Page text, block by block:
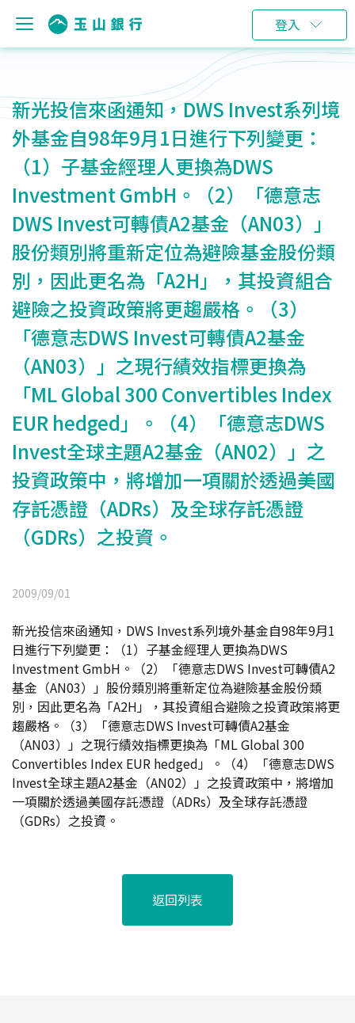
登入
新光投信來函通知，DWS Invest系列境
外基金自98年9月1日進行下列變更：
（1）子基金經理人更換為DWS
Investment GmbH。（2）「德意志
DWS Invest可轉債A2基金（AN03）」
股份類別將重新定位為避險基金股份類
別，因此更名為「A2H」，其投資組合
避險之投資政策將更趨嚴格。（3）
「德意志DWS Invest可轉債A2基金
（AN03）」之現行績效指標更換為
「ML Global 300 Convertibles Index
EUR hedged」。（4）「德意志DWS
Invest全球主題A2基金（AN02）」之
投資政策中，將增加一項關於透過美國
存託憑證（ADRs）及全球存託憑證
（GDRs）之投資。
2009/09/01
新光投信來函通知，DWS Invest系列境外基金自98年9月1
日進行下列變更：（1）子基金經理人更換為DWS
Investment GmbH。（2）「德意志DWS Invest可轉債A2
基金（AN03）」股份類別將重新定位為避險基金股份類
別，因此更名為「A2H」，其投資組合避險之投資政策將更
趨嚴格。（3）「德意志DWS Invest可轉債A2基金
（AN03）」之現行績效指標更換為「ML Global 300
Convertibles Index EUR hedged」。（4）「德意志DWS
Invest全球主題A2基金（AN02）」之投資政策中，將增加
一項關於透過美國存託憑證（ADRs）及全球存託憑證
（GDRs）之投資。
返回列表